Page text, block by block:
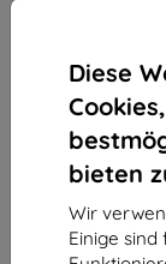
Diese
bieten
Wir
Einige
Kaufen Sie
Rabatt
Endpreis
555,90 €
500,31